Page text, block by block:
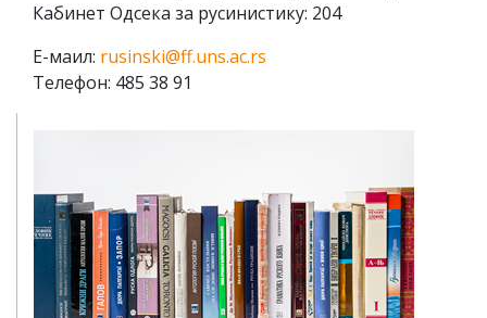
Кабинет Одсека за русинистику: 204
Е-маил: rusinski@ff.uns.ac.rs
Телефон: 485 38 91